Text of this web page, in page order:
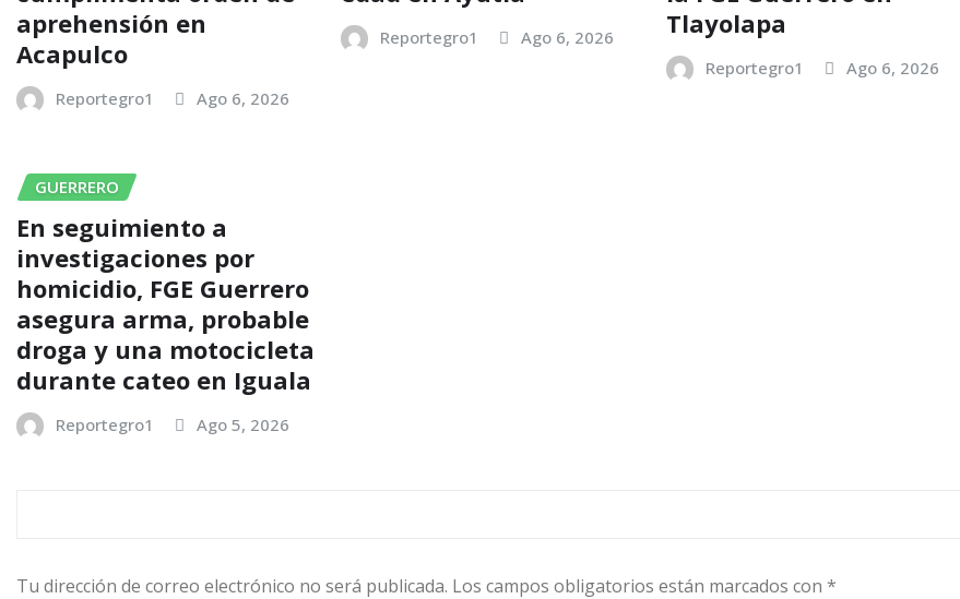
aprehensión en
Acapulco
Reportegro1 Ago 6, 2026
Reportegro1 Ago 6, 2026
Tlayolapa
Reportegro1 Ago 6, 2026
GUERRERO
En seguimiento a
investigaciones por
homicidio, FGE Guerrero
asegura arma, probable
droga y una motocicleta
durante cateo en Iguala
Reportegro1 Ago 5, 2026
Tu dirección de correo electrónico no será publicada. Los campos obligatorios están marcados con *